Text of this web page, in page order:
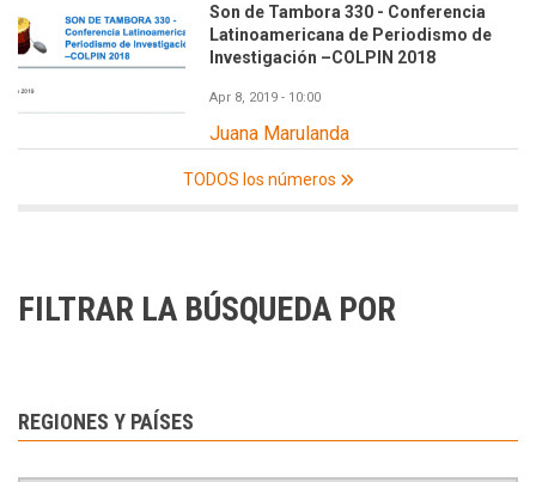
Son de Tambora 330 - Conferencia
Latinoamericana de Periodismo de
Investigación –COLPIN 2018
Apr 8, 2019 - 10:00
Juana Marulanda
TODOS los números
FILTRAR LA BÚSQUEDA POR
REGIONES Y PAÍSES